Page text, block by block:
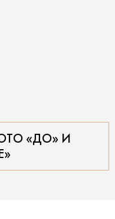
«ДО» И